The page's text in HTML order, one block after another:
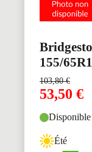
155/
103,80€
53,50 €
Disponible
Été